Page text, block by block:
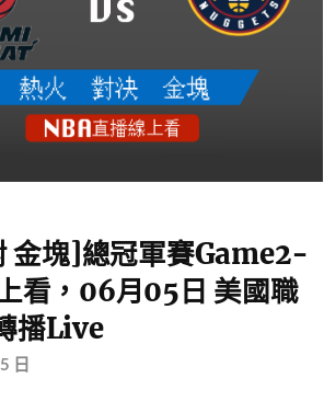
金塊]總冠軍賽Game2-
看，06月05日 美國職
播Live
日